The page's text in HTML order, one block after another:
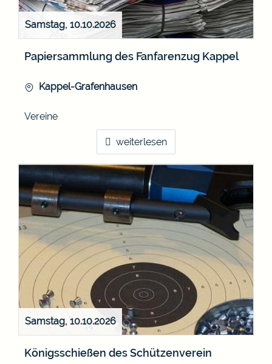
Samstag, 10.10.2026
Papiersammlung des Fanfarenzug Kappel
Kappel-Grafenhausen
Vereine
weiterlesen
Samstag, 10.10.2026
Königsschießen des Schützenverein